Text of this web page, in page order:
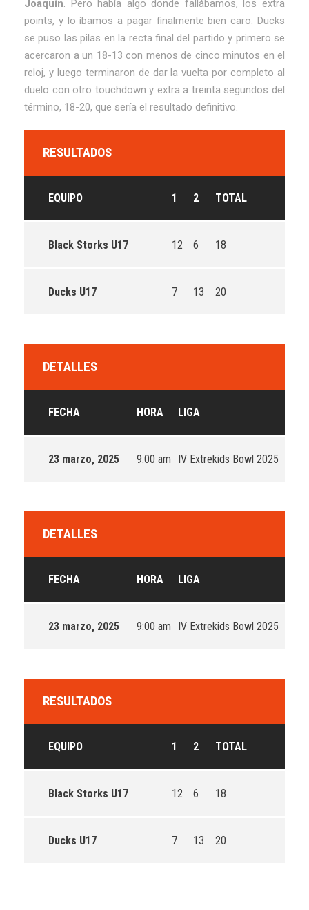
Joaquín. Pero había algo donde fallábamos, los extra
points, y lo íbamos a pagar finalmente bien caro. Ducks
se puso las pilas en la recta final del partido y primero se
acercaron a un 18-13 con menos de cinco minutos en el
reloj, y luego terminaron de dar la vuelta por completo al
duelo con otro touchdown y extra a treinta segundos del
término, 18-20, que sería el resultado definitivo.
RESULTADOS
EQUIPO 1 2 TOTAL
Black Storks U17 12 6 18
Ducks U17 7 13 20
DETALLES
FECHA HORA LIGA
23 marzo, 2025 9:00 am IV Extrekids Bowl 2025
DETALLES
FECHA HORA LIGA
23 marzo, 2025 9:00 am IV Extrekids Bowl 2025
RESULTADOS
EQUIPO 1 2 TOTAL
Black Storks U17 12 6 18
Ducks U17 7 13 20